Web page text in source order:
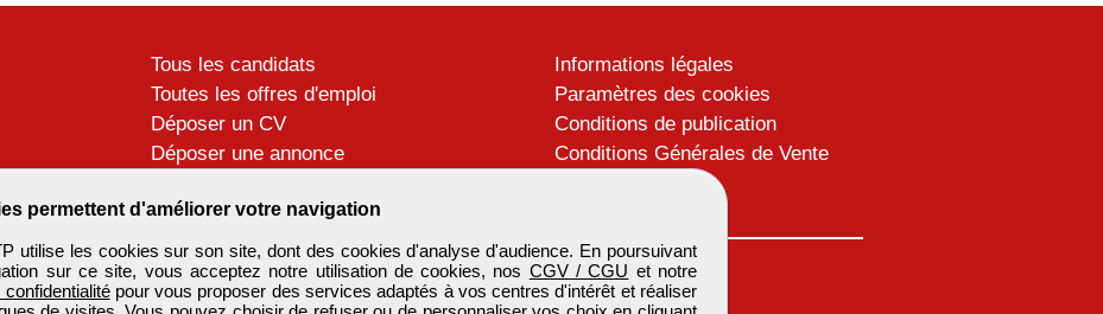
permettent d'améliorer votre navigation
utilise les cookies sur son site, dont des cookies d'analyse d'audience. En poursuivant
sur ce site, vous acceptez notre utilisation de cookies, nos CGV / CGU et notre
confidentialitépour vous proposer des services adaptés à vos centres d'intérêt et réaliser
Tous les candidats
Toutes les offres d'emploi
Déposer un CV
Déposer une annonce
Informations légales
Paramètres des cookies
Conditions de publication
Conditions Générales de Vente